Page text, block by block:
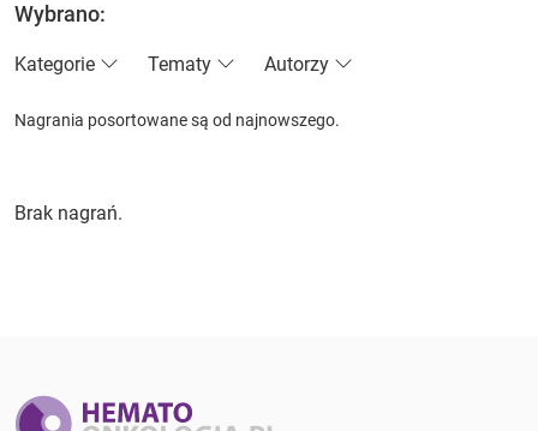
Wybrano:
Kategorie Tematy Autorzy
Nagrania posortowane są od najnowszego.
Brak nagrań.